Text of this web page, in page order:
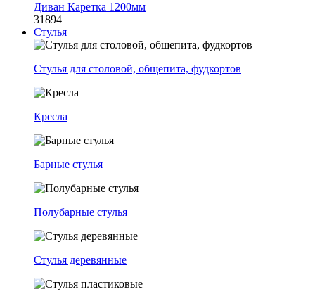
Диван Каретка 1200мм
31894
Стулья
Стулья для столовой, общепита, фудкортов
Кресла
Барные стулья
Полубарные стулья
Стулья деревянные